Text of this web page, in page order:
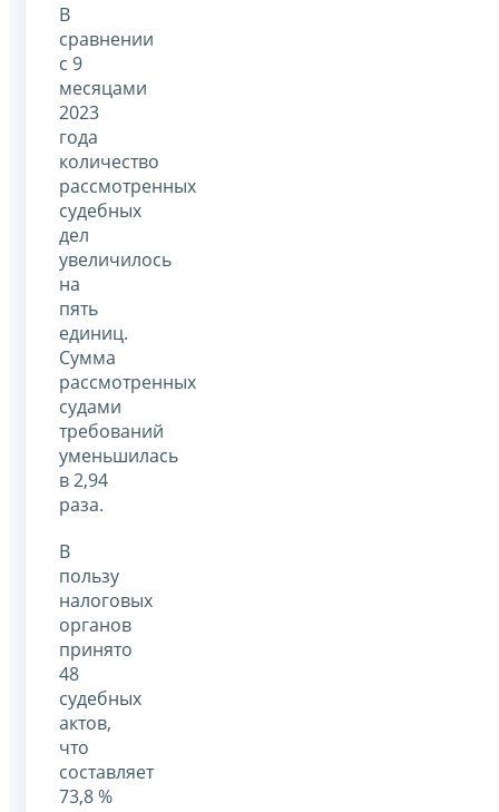
В
сравнении
с 9
месяцами
2023
года
количество
рассмотренных
судебных
дел
увеличилось
на
пять
единиц.
Сумма
рассмотренных
судами
требований
уменьшилась
в 2,94
раза.
В
пользу
налоговых
органов
принято
48
судебных
актов,
что
составляет
73,8 %